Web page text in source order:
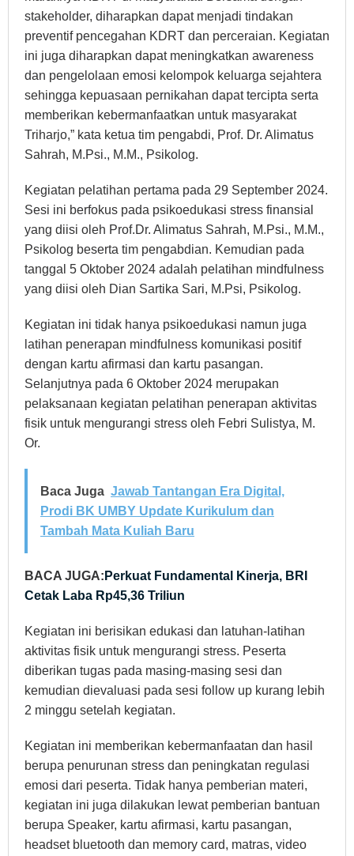
stakeholder, diharapkan dapat menjadi tindakan
preventif pencegahan KDRT dan perceraian. Kegiatan
ini juga diharapkan dapat meningkatkan awareness
dan pengelolaan emosi kelompok keluarga sejahtera
sehingga kepuasaan pernikahan dapat tercipta serta
memberikan kebermanfaatkan untuk masyarakat
Triharjo,” kata ketua tim pengabdi, Prof. Dr. Alimatus
Sahrah, M.Psi., M.M., Psikolog.
Kegiatan pelatihan pertama pada 29 September 2024.
Sesi ini berfokus pada psikoedukasi stress finansial
yang diisi oleh Prof.Dr. Alimatus Sahrah, M.Psi., M.M.,
Psikolog beserta tim pengabdian. Kemudian pada
tanggal 5 Oktober 2024 adalah pelatihan mindfulness
yang diisi oleh Dian Sartika Sari, M.Psi, Psikolog.
Kegiatan ini tidak hanya psikoedukasi namun juga
latihan penerapan mindfulness komunikasi positif
dengan kartu afirmasi dan kartu pasangan.
Selanjutnya pada 6 Oktober 2024 merupakan
pelaksanaan kegiatan pelatihan penerapan aktivitas
fisik untuk mengurangi stress oleh Febri Sulistya, M.
Or.
Baca Juga Jawab Tantangan Era Digital,
Prodi BK UMBY Update Kurikulum dan
Tambah Mata Kuliah Baru
BACA JUGA: Perkuat Fundamental Kinerja, BRI
Cetak Laba Rp45,36 Triliun
Kegiatan ini berisikan edukasi dan latuhan-latihan
aktivitas fisik untuk mengurangi stress. Peserta
diberikan tugas pada masing-masing sesi dan
kemudian dievaluasi pada sesi follow up kurang lebih
2 minggu setelah kegiatan.
Kegiatan ini memberikan kebermanfaatan dan hasil
berupa penurunan stress dan peningkatan regulasi
emosi dari peserta. Tidak hanya pemberian materi,
kegiatan ini juga dilakukan lewat pemberian bantuan
berupa Speaker, kartu afirmasi, kartu pasangan,
headset bluetooth dan memory card, matras, video